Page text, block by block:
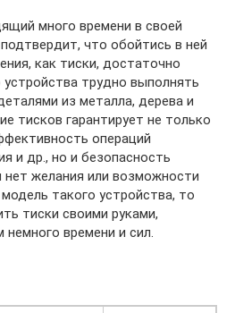
много времени в своей
что обойтись в ней
как тиски, достаточно
трудно выполнять
из металла, дерева и
тисков гарантирует не только
операций
и др., но и безопасность
нет желания или возможности
такого устройства, то
тиски своими руками,
немного времени и сил.